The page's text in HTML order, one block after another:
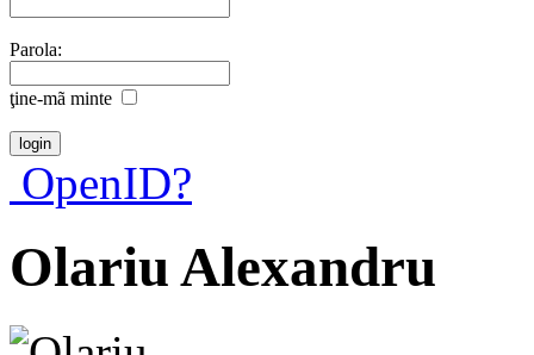
Parola:
ţine-mã minte
OpenID?
Olariu Alexandru